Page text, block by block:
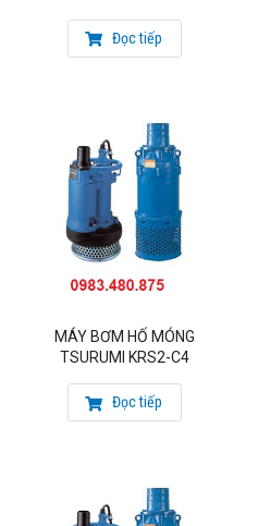
Đọc tiếp
MÁY BƠM HỐ MÓNG
TSURUMI KRS2-C4
Đọc tiếp